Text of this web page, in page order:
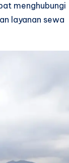
menghubungi
layanan sewa